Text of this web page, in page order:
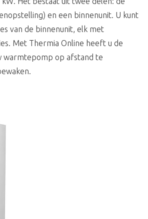
en een binnenunit. U kunt
van de binnenunit, elk met
Met Thermia Online heeft u de
warmtepomp op afstand te